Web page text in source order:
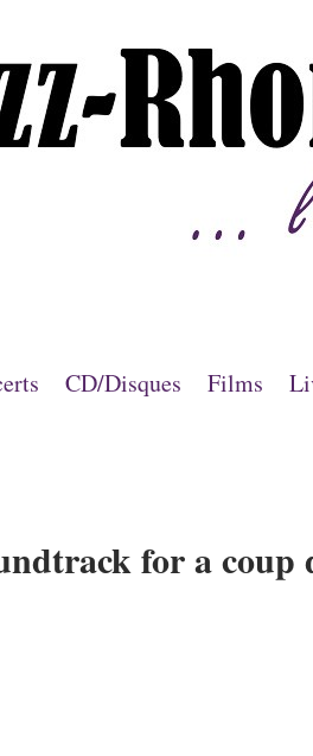
CD/Disques Films
for a coup